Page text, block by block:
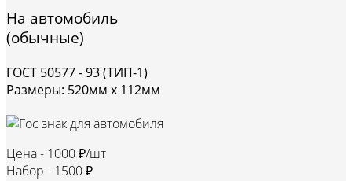
На автомобиль
(обычные)
ГОСТ 50577 - 93 (ТИП-1)
Размеры: 520мм х 112мм
Цена - 1000 ₽/шт
Набор - 1500 ₽